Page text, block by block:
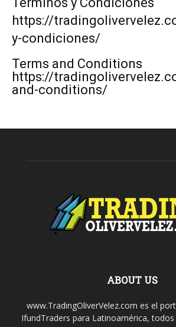
https://
y-condiciones/
Terms and Conditions
https://
and-conditions/
ABOUT US
www.TradingOliverVelez.com es el
IfundTraders para Latinoamérica,